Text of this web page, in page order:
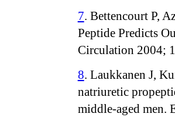
7. Bettencourt P,
Peptide Predicts
Circulation 2004;
8. Laukkanen J,
natriuretic
middle-aged men.